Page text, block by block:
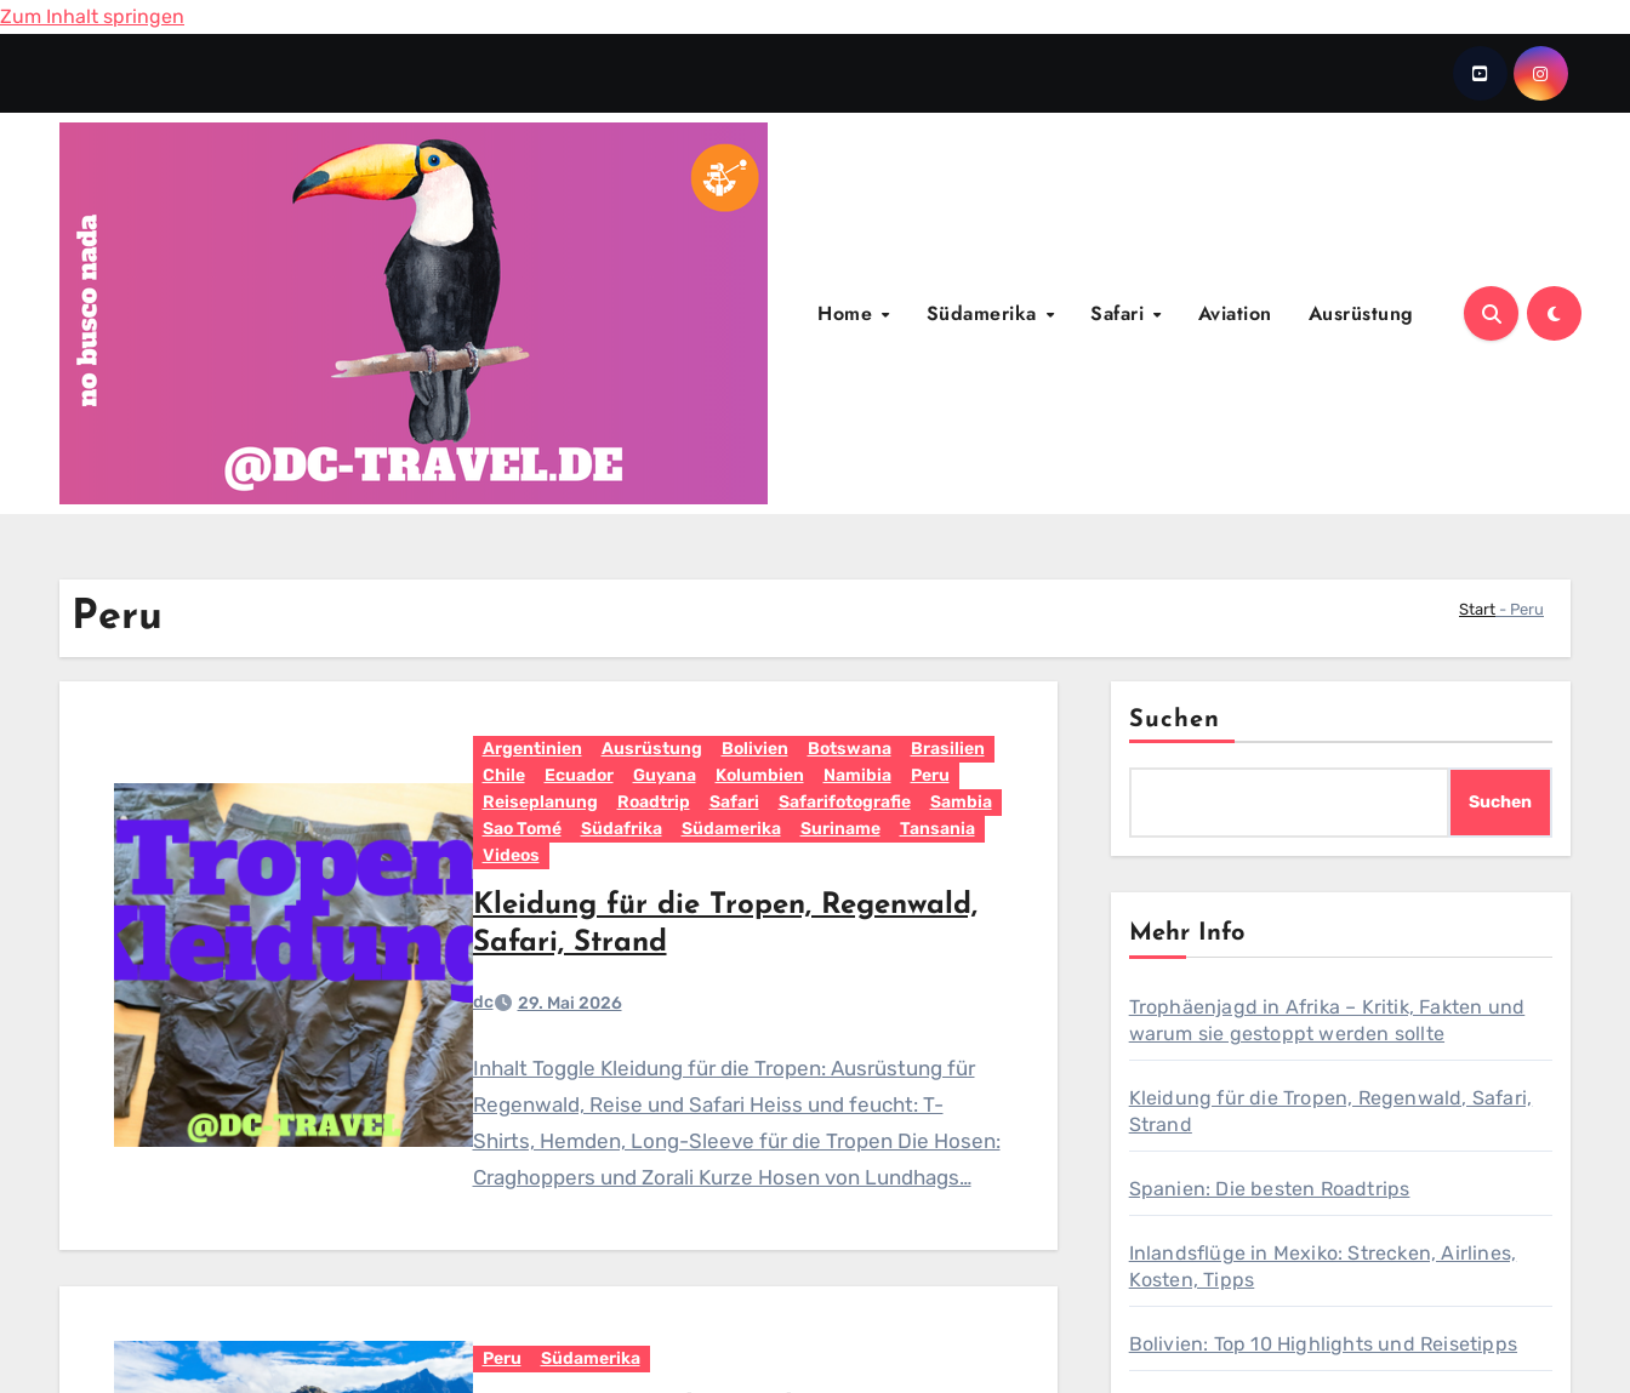
Zum Inhalt springen
Home Südamerika Safari Aviation Ausrüstung
Peru Start - Peru
Argentinien Ausrüstung Bolivien Botswana
Brasilien
Chile
Ecuador Guyana Kolumbien Namibia
Peru
Reiseplanung
Roadtrip Safari Safarifotografie
Sambia
Sao Tomé
Südafrika Südamerika Suriname
Tansania
Videos
Kleidung für die Tropen, Regenwald,
Safari, Strand
dc 29. Mai 2026
Inhalt Toggle Kleidung für die Tropen: Ausrüstung für
Regenwald, Reise und Safari Heiss und feucht: T-
Shirts, Hemden, Long-Sleeve für die Tropen Die Hosen:
Craghoppers und Zorali Kurze Hosen von Lundhags…
Peru Südamerika
Suchen
Suchen
Mehr Info
Trophäenjagd in Afrika – Kritik, Fakten und
warum sie gestoppt werden sollte
Kleidung für die Tropen, Regenwald, Safari,
Strand
Spanien: Die besten Roadtrips
Inlandsflüge in Mexiko: Strecken, Airlines,
Kosten, Tipps
Bolivien: Top 10 Highlights und Reisetipps